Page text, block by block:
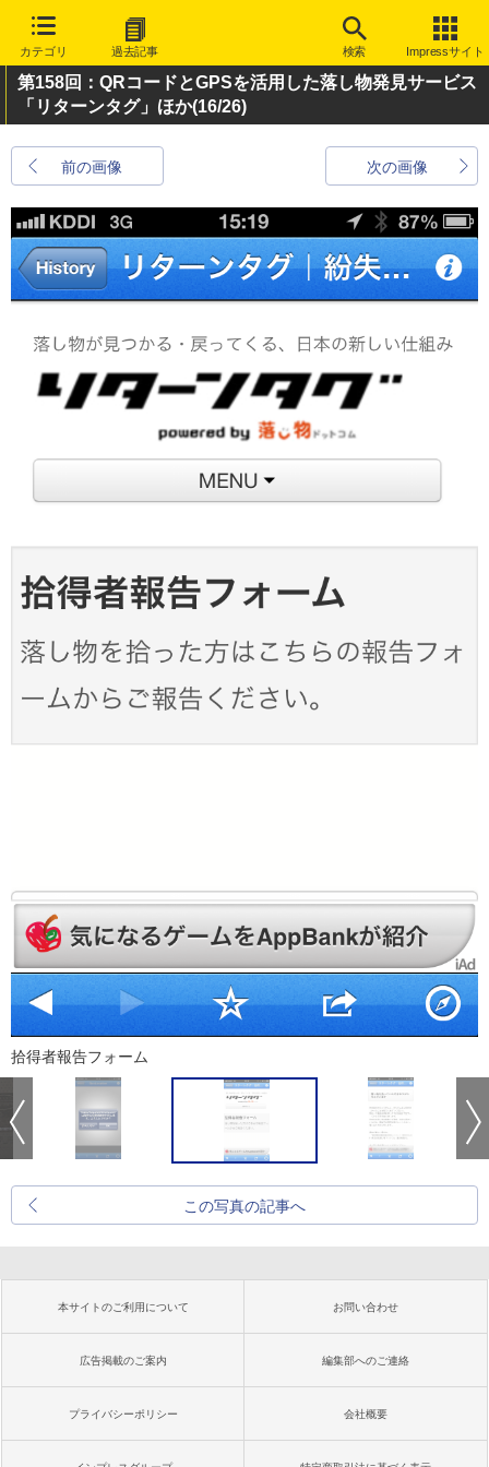
カテゴリ 過去記事 検索 Impressサイト
第158回：QRコードとGPSを活用した落し物発見サービス
「リターンタグ」ほか(16/26)
前の画像 次の画像
拾得者報告フォーム
この写真の記事へ
本サイトのご利用について お問い合わせ
広告掲載のご案内 編集部へのご連絡
プライバシーポリシー 会社概要